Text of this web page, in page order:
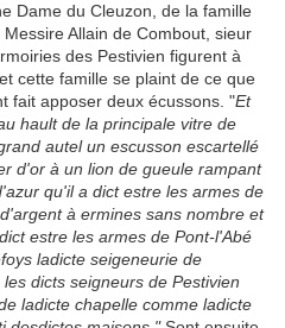
Dame du Cleuzon, de la famille
Allain de Combout, sieur
des Pestivien figurent à
cette famille se plaint de ce que
fait apposer deux écussons. "Et
hault de la principale vitre de
autel un escusson escartellé
d'or à un lion de gueule rampant
qu'il a dict estre les armes de
à ermines sans nombre et
estre les armes de Pont-l'Abé
ladicte seigeneurie de
dicts seigneurs de Pestivien
ladicte chapelle comme ladicte